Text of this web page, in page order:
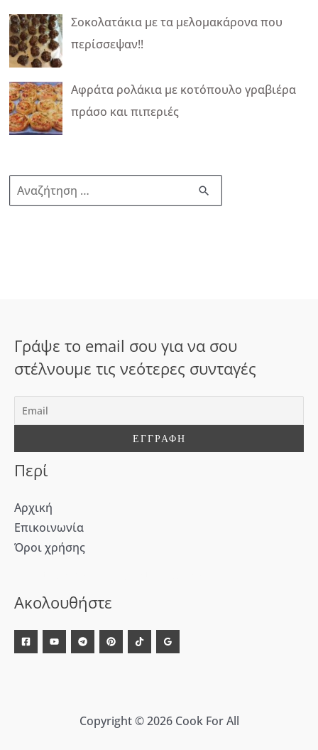
Σοκολατάκια με τα μελομακάρονα που
περίσσεψαν!!
Αφράτα ρολάκια με κοτόπουλο γραβιέρα
πράσο και πιπεριές
ν
σ
α
Γράψε το email σου για να σου
στέλνουμε τις νεότερες συνταγές
Περί
Αρχική
Επικοινωνία
Όροι χρήσης
Ακολουθήστε
Copyright © 2026 Cook For All